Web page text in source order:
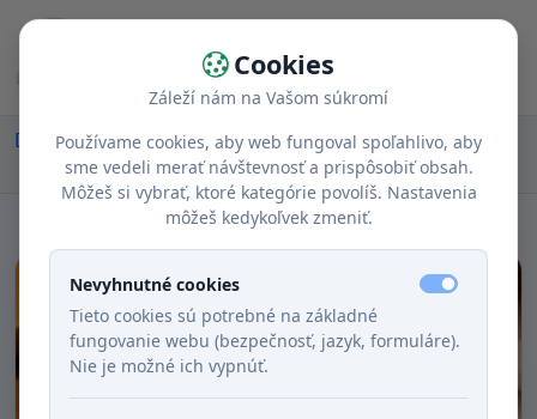
Domov Recepty Chody
Obed
Jemná tekvicová polievka s bryndzou
Cookies
Záleží nám na Vašom súkromí
Používame cookies, aby web fungoval spoľahlivo, aby
sme vedeli merať návštevnosť a prispôsobiť obsah.
Môžeš si vybrať, ktoré kategórie povolíš. Nastavenia
môžeš kedykoľvek zmeniť.
Nevyhnutné cookies
Tieto cookies sú potrebné na základné
fungovanie webu (bezpečnosť, jazyk, formuláre).
Nie je možné ich vypnúť.